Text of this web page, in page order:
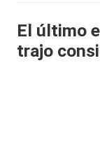
it
y
El último
trajo